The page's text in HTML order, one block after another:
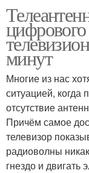
минут
Многие из нас
ситуацией,
отсутствие
Причём самое
телевизор
радиоволны
гнездо и двигать